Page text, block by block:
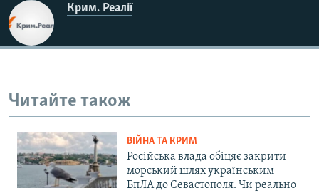
Крим. Реалії
Читайте також
ВІЙНА ТА КРИМ
Російська влада обіцяє закрити
морський шлях українським
БпЛА до Севастополя. Чи реально